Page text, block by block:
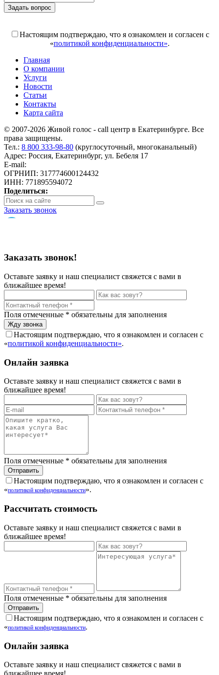
Задать вопрос
Настоящим подтверждаю, что я ознакомлен и согласен с
«политикой конфиденциальности».
Главная
О компании
Услуги
Новости
Статьи
Контакты
Карта сайта
© 2007-2026 Живой голос - call центр в Екатеринбурге. Все
права защищены.
Тел.: 8 800 333-98-80 (круглосуточный, многоканальный)
Адрес: Россия, Екатеринбург, ул. Бебеля 17
E-mail:
ОГРНИП: 317774600124432
ИНН: 771895594072
Поделиться:
Заказать звонок
Заказать звонок!
Оставьте заявку и наш специалист свяжется с вами в
ближайшее время!
Поля отмеченные * обязательны для заполнения
Настоящим подтверждаю, что я ознакомлен и согласен с
«политикой конфиденциальности».
Онлайн заявка
Оставьте заявку и наш специалист свяжется с вами в
ближайшее время!
Поля отмеченные * обязательны для заполнения
Настоящим подтверждаю, что я ознакомлен и согласен с
«политикой конфиденциальности».
Рассчитать стоимость
Оставьте заявку и наш специалист свяжется с вами в
ближайшее время!
Поля отмеченные * обязательны для заполнения
Настоящим подтверждаю, что я ознакомлен и согласен с
«политикой конфиденциальности.
Онлайн заявка
Оставьте заявку и наш специалист свяжется с вами в